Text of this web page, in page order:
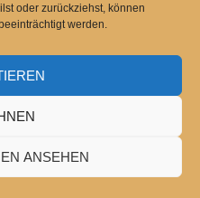
oder zurückziehst, können
werden.
ANSEHEN
Hirtenhund